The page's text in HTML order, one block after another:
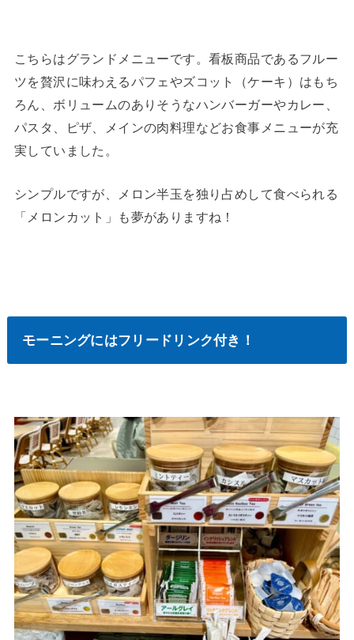
こちらはグランドメニューです。看板商品であるフルー
ツを贅沢に味わえるパフェやズコット（ケーキ）はもち
ろん、ボリュームのありそうなハンバーガーやカレー、
パスタ、ピザ、メインの肉料理などお食事メニューが充
実していました。
シンプルですが、メロン半玉を独り占めして食べられる
「メロンカット」も夢がありますね！
モーニングにはフリードリンク付き！